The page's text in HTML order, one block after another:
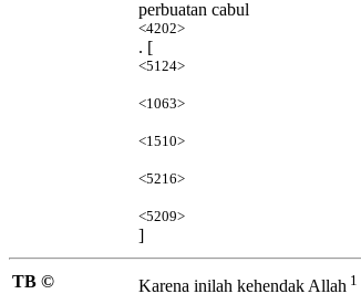
perbuatan cabul
<4202>
. [
<5124>
<1063>
<1510>
<5216>
<5209>
]
TB © Karena inilah kehendak Allah 1